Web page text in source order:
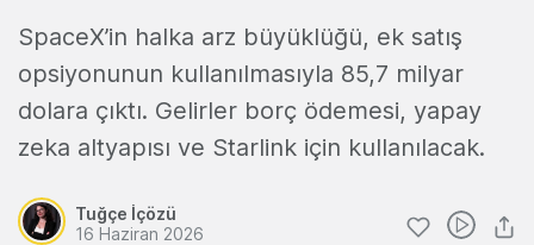
SpaceX’in halka arz büyüklüğü, ek satış
opsiyonunun kullanılmasıyla 85,7 milyar
dolara çıktı. Gelirler borç ödemesi, yapay
zeka altyapısı ve Starlink için kullanılacak.
Tuğçe İçözü
16 Haziran 2026